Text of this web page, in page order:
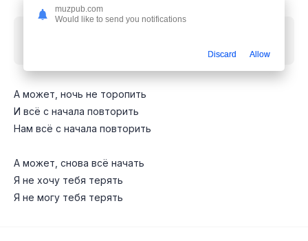
А может, ночь не торопить
И всё с начала повторить
Нам всё с начала повторить
А может, снова всё начать
Я не хочу тебя терять
Я не могу тебя терять
muzpub.com
Would like to send you notifications
Discard Allow